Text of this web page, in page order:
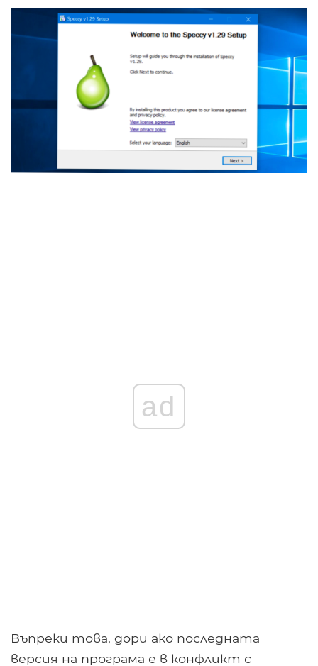
ad
Въпреки това, дори ако последната
версия на програма е в конфликт с